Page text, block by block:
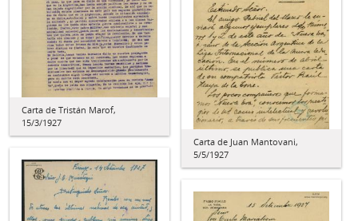
Carta de Tristán Marof,
15/3/1927
Carta de Juan Mantovani,
5/5/1927